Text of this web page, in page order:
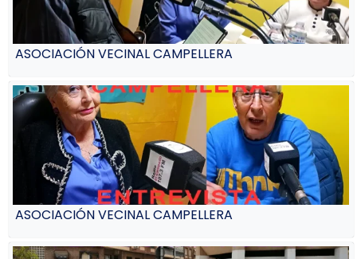
ASOCIACIÓN VECINAL CAMPELLERA
ASOCIACIÓN VECINAL CAMPELLERA